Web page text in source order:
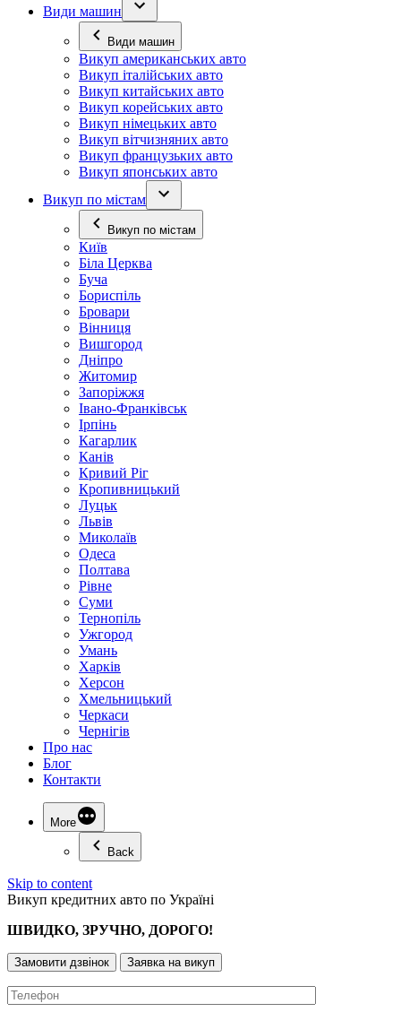
Види машин
Види машин
Викуп американських авто
Викуп італійських авто
Викуп китайських авто
Викуп корейських авто
Викуп німецьких авто
Викуп вітчизняних авто
Викуп французьких авто
Викуп японських авто
Викуп по містам
Викуп по містам
Київ
Біла Церква
Буча
Бориспіль
Бровари
Вінниця
Вишгород
Дніпро
Житомир
Запоріжжя
Івано-Франківськ
Ірпінь
Кагарлик
Канів
Кривий Ріг
Кропивницький
Луцьк
Львів
Миколаїв
Одеса
Полтава
Рівне
Суми
Тернопіль
Ужгород
Умань
Харків
Херсон
Хмельницький
Черкаси
Чернігів
Про нас
Блог
Контакти
More
Back
Skip to content
Викуп кредитних авто по Україні
ШВИДКО, ЗРУЧНО, ДОРОГО!
Замовити дзвінок Заявка на викуп